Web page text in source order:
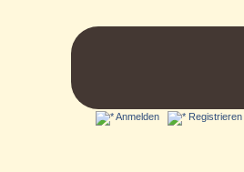
Anmelden Registrieren